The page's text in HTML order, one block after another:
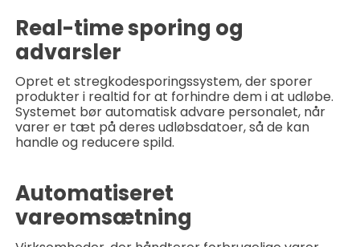
Real-time sporing og
advarsler
Opret et stregkodesporingssystem, der sporer
produkter i realtid for at forhindre dem i at udløbe.
Systemet bør automatisk advare personalet, når
varer er tæt på deres udløbsdatoer, så de kan
handle og reducere spild.
Automatiseret
vareomsætning